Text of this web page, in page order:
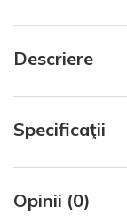
Descriere
Specificaţii
Opinii (0)